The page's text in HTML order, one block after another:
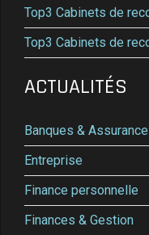
Top3 Cabinets de
Top3 Cabinets de
ACTUALITÉS
Banques &
Entreprise
Finance personnelle
Finances & Gestion